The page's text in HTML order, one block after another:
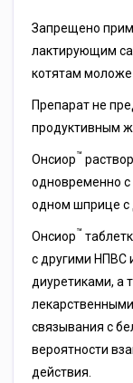
Запрещено
лактирующим
котятам моложе
Препарат не
продуктивным
Онсиор™
одновременно
одном шприце с
Онсиор™
с другими НПВС
диуретиками, а
связывания с
вероятности
действия.